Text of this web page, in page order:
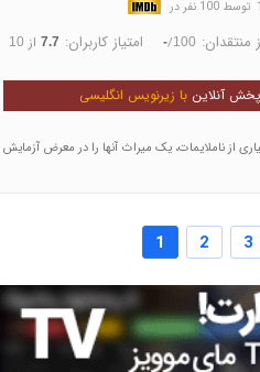
توسط 100 نفر در
منتقدان: -/100 امتیاز کاربران: 7.7از 10
آنلاین با زیرنویس انگلیسی
از ناملایمات، یک میراث آنها را در معرض آزمایش
1 2 3